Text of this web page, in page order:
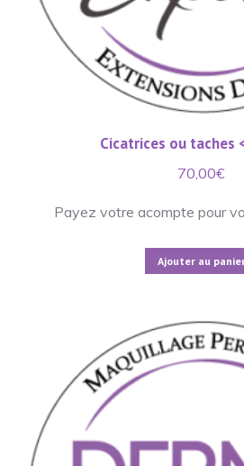
Cicatrices ou taches
70,00€
Payez votre acompte pour
Ajouter au